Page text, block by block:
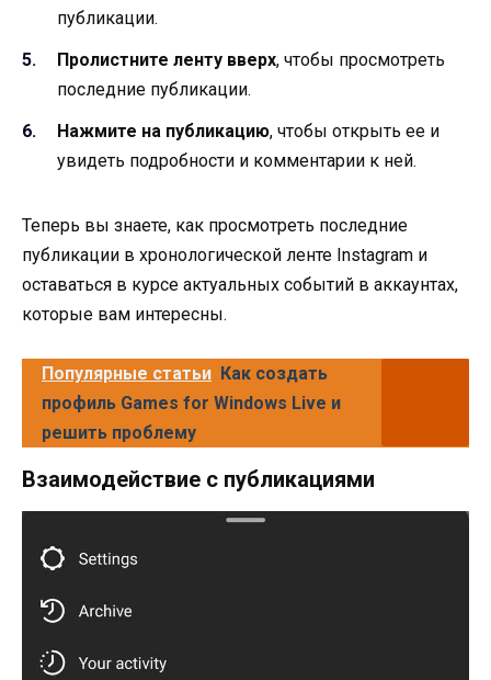
публикации.
Пролистните ленту вверх, чтобы просмотреть
последние публикации.
Нажмите на публикацию, чтобы открыть ее и
увидеть подробности и комментарии к ней.
Теперь вы знаете, как просмотреть последние
публикации в хронологической ленте Instagram и
оставаться в курсе актуальных событий в аккаунтах,
которые вам интересны.
Популярные статьи Как создать
профиль Games for Windows Live и
решить проблему
Взаимодействие с публикациями